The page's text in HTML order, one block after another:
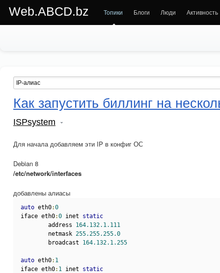
Web.ABCD.bz Топики Блоги Люди Активность
Как запустить биллинг на
ISPsystem
Для начала добавляем эти IP в конфиг ОС
Debian 8
/etc/network/interfaces
добавлены алиасы
auto eth0:0
iface eth0:0 inet static
address 164.132.1.111
netmask 255.255.255.0
broadcast 164.132.1.255
auto eth0: 1
iface eth0: 1 inet static